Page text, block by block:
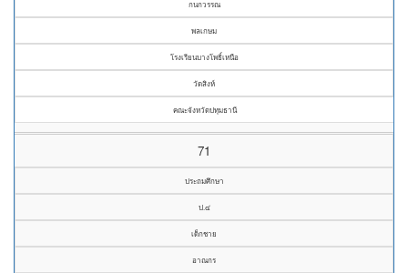
กนกวรรณ
พลเกษม
โรงเรียนบางโพธิ์เหนือ
วัดสิงห์
คณะจังหวัดปทุมธานี
71
ประถมศึกษา
ป.๔
เด็กชาย
อาณกร